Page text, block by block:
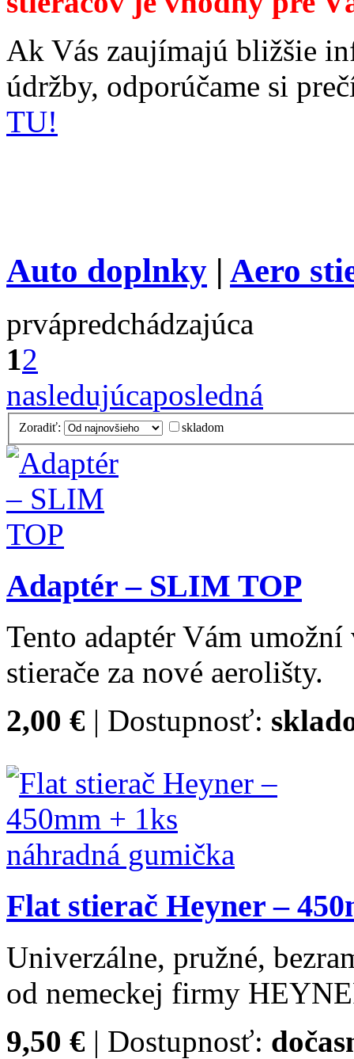
Ak Vás zaujímajú bližšie
údržby, odporúčame si
TU!
Auto doplnky | Aero
prvápredchádzajúca
12
nasledujúcaposledná
Zoradiť: skladom
Adaptér – SLIM TOP
Tento adaptér Vám
stierače za nové aerolišty.
2,00 € | Dostupnosť:
Flat stierač Heyner –
Univerzálne, pružné,
od nemeckej firmy
9,50 € | Dostupnosť: